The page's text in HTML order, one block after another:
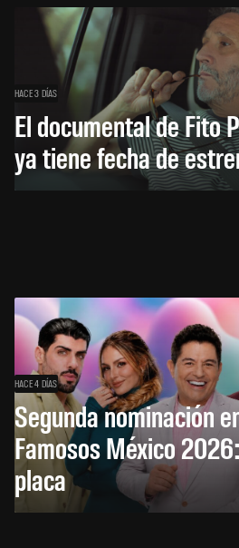
HACE 3 DÍAS
El documental de Fito
ya tiene fecha de
HACE 4 DÍAS
Segunda nominación
Famosos México
placa